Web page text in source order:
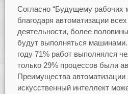
Согласно “Будущему рабочих
благодаря автоматизации
деятельности, более
будут выполняться
году 71% работ выполнялся
только 29% процессов были
Преимущества
искусственный интеллект